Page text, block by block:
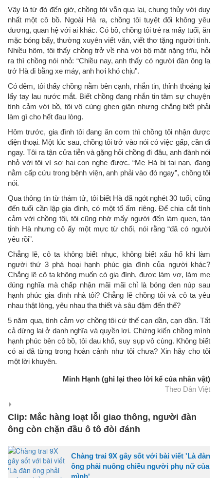
Vậy là từ đó đến giờ, chồng tôi vẫn qua lại, chung thủy với duy
nhất một cô bồ. Ngoài Hà ra, chồng tôi tuyệt đối không yêu
đương, quan hệ với ai khác. Có bồ, chồng tôi trẻ ra mấy tuổi, ăn
mặc bóng bẩy, thường xuyên viết văn, viết thơ tặng người tình.
Nhiều hôm, tôi thấy chồng trở về nhà với bộ mặt nặng trĩu, hỏi
ra thì chồng nói nhỏ: “Chiều nay, anh thấy có người đàn ông lạ
trở Hà đi bằng xe máy, anh hơi khó chịu".
Có đêm, tôi thấy chồng nằm bên cạnh, nhắn tin, thỉnh thoảng lại
lấy tay lau nước mắt. Biết chồng đang nhắn tin tâm sự chuyện
tình cảm với bồ, tôi vô cùng ghen giận nhưng chẳng biết phải
làm gì cho hết đau lòng.
Hôm trước, gia đình tôi đang ăn cơm thì chồng tôi nhận được
điện thoại. Một lúc sau, chồng tôi trở vào nói có việc gấp, cần đi
ngay. Tôi ra tận cửa tiễn và gặng hỏi chồng đi đâu, anh đành nói
nhỏ với tôi vì sợ hai con nghe được. “Mẹ Hà bị tai nạn, đang
nằm cấp cứu trong bệnh viện, anh phải vào đó ngay”, chồng tôi
nói.
Qua thông tin từ thám tử, tôi biết Hà đã ngót nghét 30 tuổi, cũng
đến tuổi cần lập gia đình, có một tổ ấm riêng. Để chia cắt tình
cảm với chồng tôi, tôi cũng nhờ mấy người đến làm quen, tán
tỉnh Hà nhưng cô ấy một mực từ chối, nói rằng “đã có người
yêu rồi”.
Chẳng lẽ, cô ta không biết nhục, không biết xấu hổ khi làm
người thứ 3 phá hoại hạnh phúc gia đình của người khác?
Chẳng lẽ cô ta không muốn có gia đình, được làm vợ, làm mẹ
đúng nghĩa mà chấp nhận mãi mãi chỉ là bóng đen núp sau
hạnh phúc gia đình nhà tôi? Chẳng lẽ chồng tôi và cô ta yêu
nhau thật lòng, yêu nhau tha thiết và sâu đậm đến thế?
5 năm qua, tình cảm vợ chồng tôi cứ thế cạn dần, cạn dần. Tất
cả dừng lại ở danh nghĩa và quyền lợi. Chứng kiến chồng mình
hạnh phúc bên cô bồ, tôi đau khổ, suy sụp vô cùng. Không biết
có ai đã từng trong hoàn cảnh như tôi chưa? Xin hãy cho tôi
một lời khuyên.
Minh Hạnh (ghi lại theo lời kể của nhân vật)
Theo Dân Việt
Clip: Mắc hàng loạt lỗi giao thông, người đàn
ông còn chặn đầu ô tô đòi đánh
Chàng trai 9X gây sốt với bài viết 'Là đàn
ông phải nuông chiều người phụ nữ của
mình'